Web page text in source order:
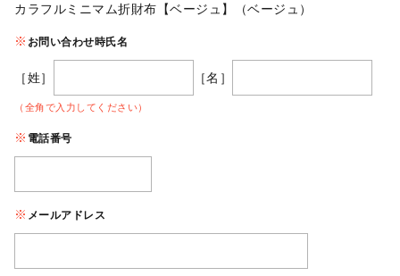
カラフルミニマム折財布【ベージュ】（ベージュ）
お問い合わせ時氏名
［姓］ ［名］
（全角で入力してください）
電話番号
メールアドレス